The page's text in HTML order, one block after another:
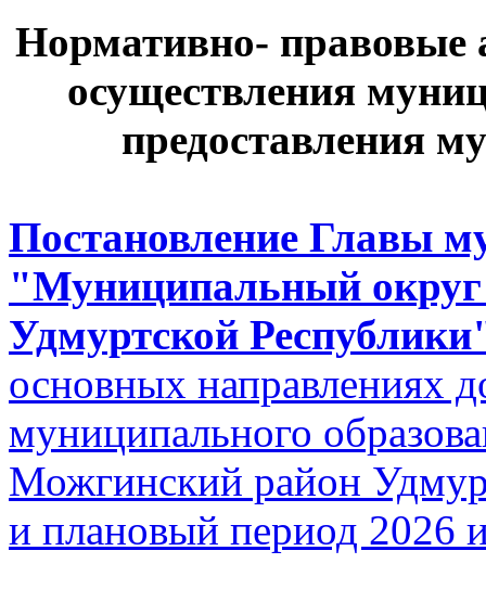
Нормативно-
осуществления
предоставления
Постановление Главы
"Муниципальный
Удмуртской
основных направлениях
муниципального
Можгинский район
и плановый период 2026